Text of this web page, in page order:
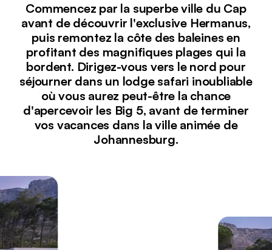
Commencez par la superbe ville du Cap
avant de découvrir l'exclusive Hermanus,
puis remontez la côte des baleines en
profitant des magnifiques plages qui la
bordent. Dirigez-vous vers le nord pour
séjourner dans un lodge safari inoubliable
où vous aurez peut-être la chance
d'apercevoir les Big 5, avant de terminer
vos vacances dans la ville animée de
Johannesburg.